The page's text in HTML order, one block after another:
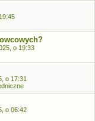
o 19:33
o 17:31
o 06:42